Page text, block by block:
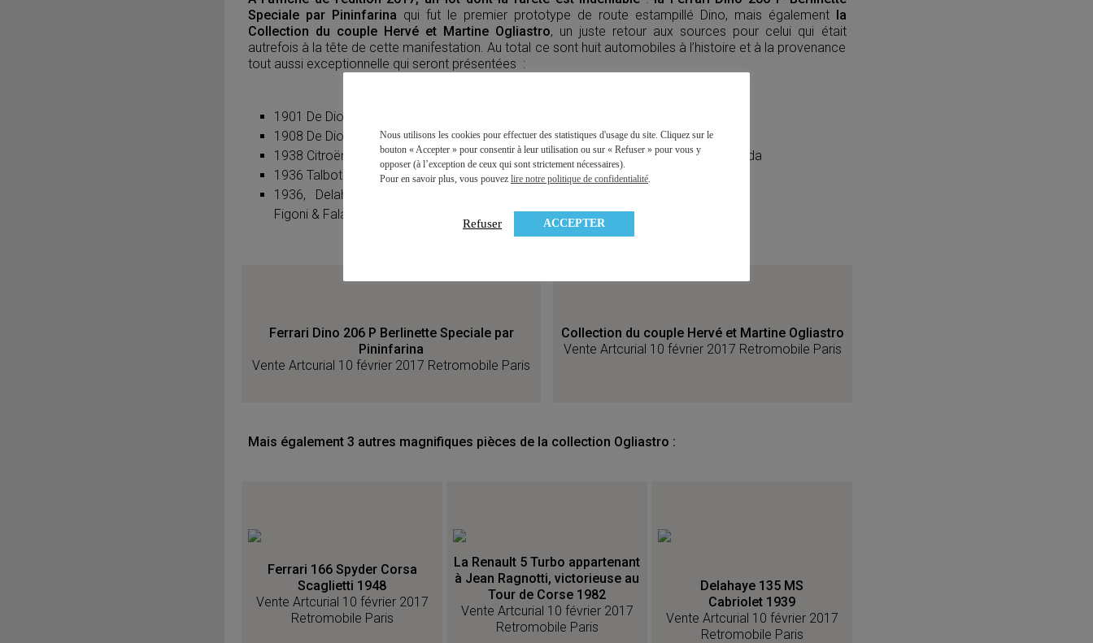
Speciale par Pininfarina qui fut le premier prototype de route estampillé Dino, mais également
la
Collection du couple Hervé et Martine Ogliastro, un juste retour aux sources pour celui qui était
autrefois à la tête de cette manifestation. Au total ce sont huit automobiles à l’histoire et à la provenance
tout aussi exceptionnelle qui seront présentées :
1901 De Dion Bouton Type G Vis-à-vis
1908 De Dion Bouton B1 Torpédo
1938 Citroën 7C Coupé
1936 Talbot Lago T150C
1936, Delahaye 135 Sport Roadster par
Figoni & Falaschi
1957 Osca Type S273
1967 Bizzarrini 5300 GT Strada
1967 Bugatti Type 52
Ferrari Dino 206 P Berlinette Speciale par
Pininfarina
Vente Artcurial 10 février 2017 Retromobile Paris
Collection du couple Hervé et Martine Ogliastro
Vente Artcurial 10 février 2017 Retromobile Paris
Mais également 3 autres magnifiques pièces de la collection Ogliastro :
Ferrari 166 Spyder Corsa
Scaglietti 1948
Vente Artcurial 10 février 2017
Retromobile Paris
La Renault 5 Turbo appartenant
à Jean Ragnotti, victorieuse au
Tour de Corse 1982
Vente Artcurial 10 février 2017
Retromobile Paris
Delahaye 135 MS
Cabriolet 1939
Vente Artcurial 10 février 2017
Retromobile Paris
Nous utilisons les cookies pour effectuer des statistiques d'usage du site. Cliquez sur le
bouton « Accepter » pour consentir à leur utilisation ou sur « Refuser » pour vous y
opposer (à l’exception de ceux qui sont strictement nécessaires).
Pour en savoir plus, vous pouvez lire notre politique de confidentialité
Refuser ACCEPTER